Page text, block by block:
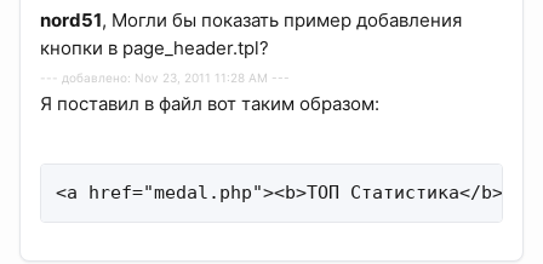
nord51, Могли бы показать пример добавления
кнопки в page_header.tpl?
--- добавлено: Nov 23, 2011 11:28 AM ---
Я поставил в файл вот таким образом:
<a href="medal.php"><b>ТОП Статистика</b></